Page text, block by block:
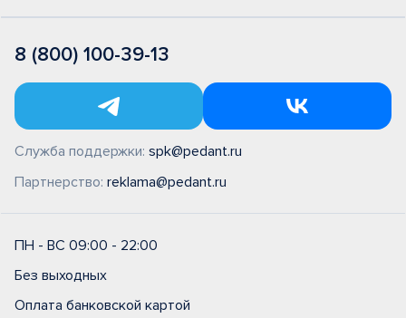
8 (800) 100-39-13
Служба поддержки: spk@pedant.ru
Партнерство: reklama@pedant.ru
ПН - ВС 09:00 - 22:00
Без выходных
Оплата банковской картой